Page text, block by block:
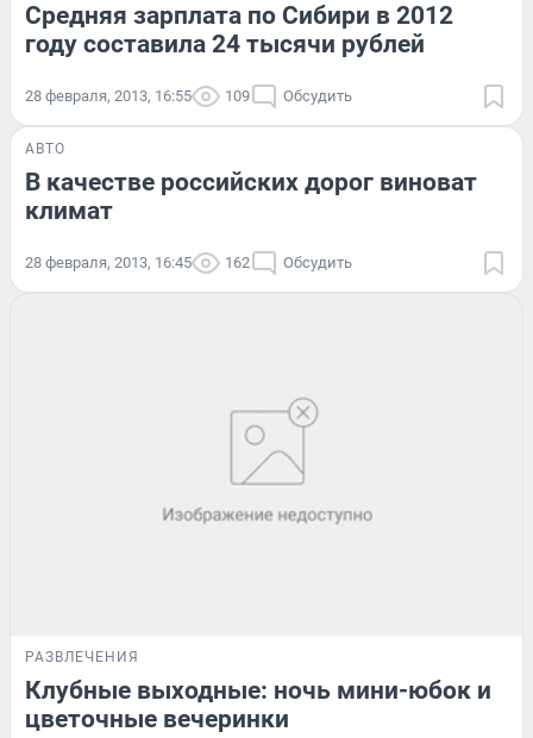
Средняя зарплата по Сибири в 2012
году составила 24 тысячи рублей
28 февраля, 2013, 16:55 109 Обсудить
АВТО
В качестве российских дорог виноват
климат
28 февраля, 2013, 16:45 162 Обсудить
РАЗВЛЕЧЕНИЯ
Клубные выходные: ночь мини-юбок и
цветочные вечеринки